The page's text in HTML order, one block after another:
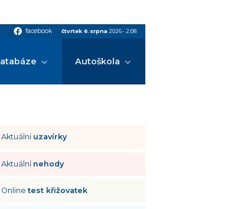
facebook facebook čtvrtek 6.srpna 2026• 2:08
Autoškola
Aktuální uzavírky
Aktuální nehody
Onlinetest křižovatek